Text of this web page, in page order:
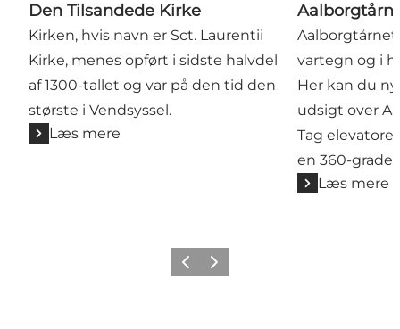
Den Tilsandede Kirke
Kirken, hvis navn er Sct. Laurentii
Kirke, menes opført i sidste halvdel
af 1300-tallet og var på den tid den
største i Vendsyssel.
Læs mere
Aalborgtårnet
vartegn og i
Her kan du
udsigt over
Tag
en 360-
Læs mere
ForrigeNæste